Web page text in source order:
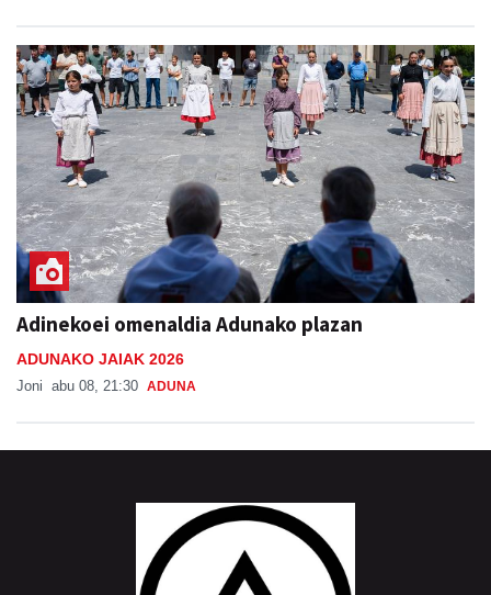
Adinekoei omenaldia Adunako plazan
ADUNAKO JAIAK 2026
Joni abu 08, 21:30 ADUNA